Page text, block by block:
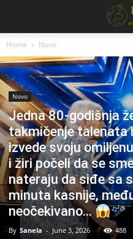
Home Novo
Novo
Jedna 80-godišnja
takmičenje talenata
izvede svoju
i žiri počeli da se
nateraju da siđe sa
minuta kasnije,
neočekivano…
By Sanela - June 3, 2026 488